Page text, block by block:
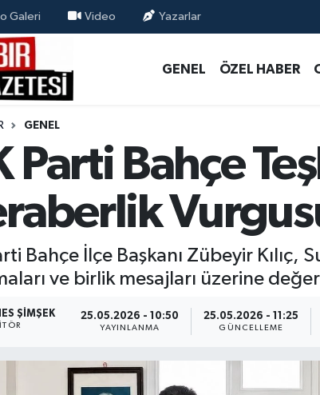
Galeri Video Yazarlar
GENEL ÖZEL HABER
GENEL
Parti Bahçe
Bahçe İlçe Başkanı Zübeyir Kılıç,
ve birlik mesajları üzerine
ŞIMŞEK 25.05.2026 - 10:50
YAYINLANMA
25.05.2026 - 11:25
GÜNCELLEME
Eczaneler
Durumu
Yoğunluk Haritası
Durumu ve Fikstür